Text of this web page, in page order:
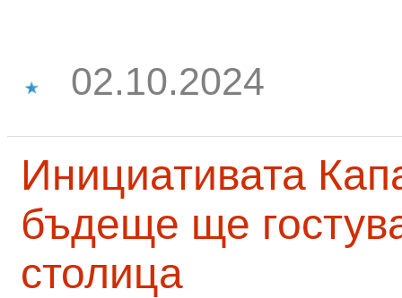
02.10.2024
Инициативата
бъдеще ще
столица